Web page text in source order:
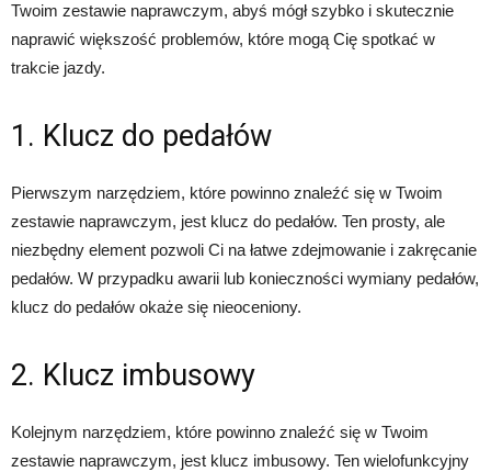
Twoim zestawie naprawczym, abyś mógł szybko i skutecznie
naprawić większość problemów, które mogą Cię spotkać w
trakcie jazdy.
1. Klucz do pedałów
Pierwszym narzędziem, które powinno znaleźć się w Twoim
zestawie naprawczym, jest klucz do pedałów. Ten prosty, ale
niezbędny element pozwoli Ci na łatwe zdejmowanie i zakręcanie
pedałów. W przypadku awarii lub konieczności wymiany pedałów,
klucz do pedałów okaże się nieoceniony.
2. Klucz imbusowy
Kolejnym narzędziem, które powinno znaleźć się w Twoim
zestawie naprawczym, jest klucz imbusowy. Ten wielofunkcyjny